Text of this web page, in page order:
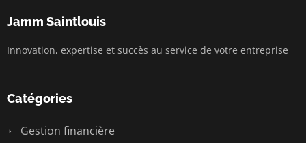
Jamm Saintlouis
Innovation, expertise et succès au service de votre entreprise
Catégories
Gestion financière